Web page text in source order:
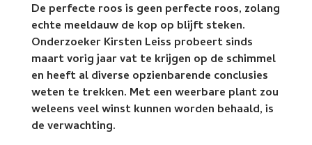
De perfecte roos is geen perfecte roos, zolang
echte meeldauw de kop op blijft steken.
Onderzoeker Kirsten Leiss probeert sinds
maart vorig jaar vat te krijgen op de schimmel
en heeft al diverse opzienbarende conclusies
weten te trekken. Met een weerbare plant zou
weleens veel winst kunnen worden behaald, is
de verwachting.